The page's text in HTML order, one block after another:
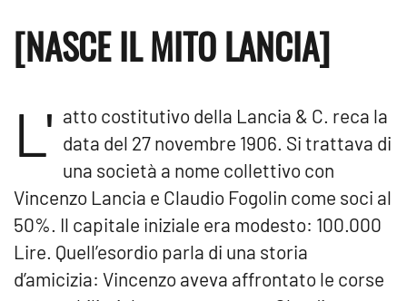
[NASCE IL MITO LANCIA]
L' atto costitutivo della Lancia & C. reca la
data del 27 novembre 1906. Si trattava di
una società a nome collettivo con
Vincenzo Lancia e Claudio Fogolin come soci al
50%. Il capitale iniziale era modesto: 100.000
Lire. Quell’esordio parla di una storia
d’amicizia: Vincenzo aveva affrontato le corse